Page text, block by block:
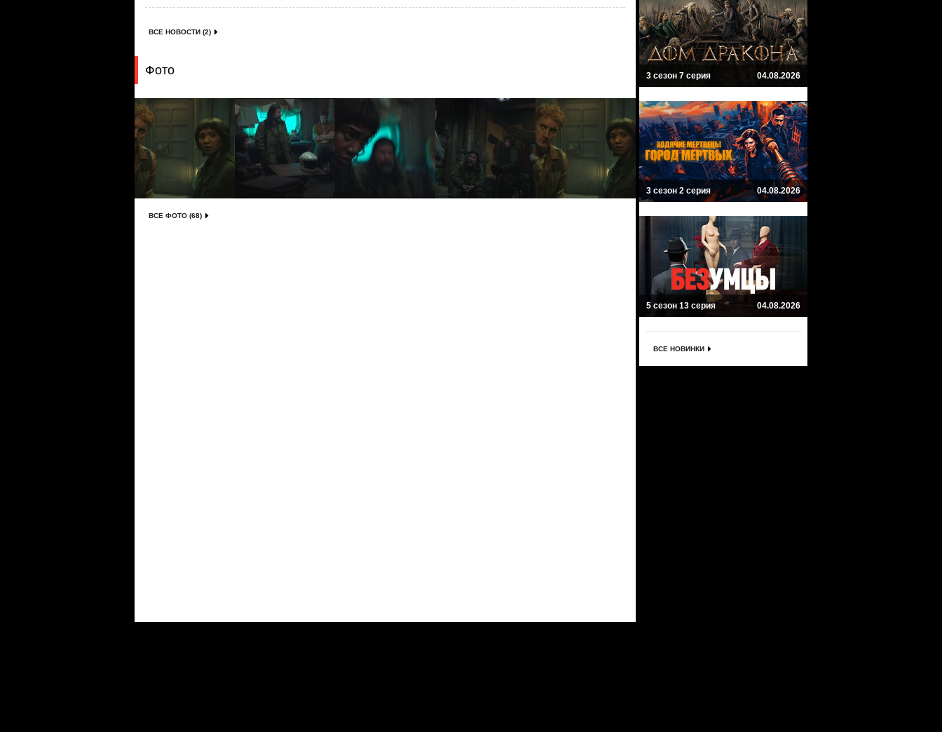
ВСЕ НОВОСТИ (2)
Фото
ВСЕ ФОТО (68)
3 сезон 7 серия 04.08.2026
3 сезон 2 серия 04.08.2026
5 сезон 13 серия 04.08.2026
ВСЕ НОВИНКИ